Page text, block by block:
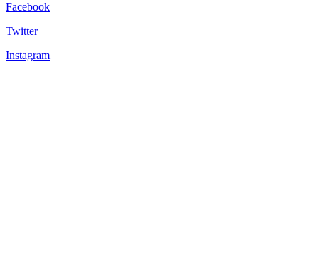
Facebook
Twitter
Instagram